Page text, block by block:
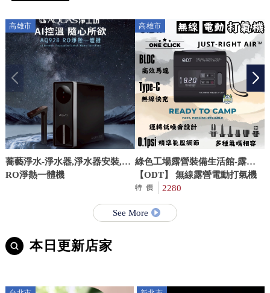
高雄市
蕎藝淨水-淨水器,淨水器安裝,高
雄淨水器,左營淨水器安裝
RO淨熱一體機
高雄市
綠色工場露營裝備生活館-露營
用品店,高雄露營用品店,仁武區
露營用品店
【ODT】 無線露營電動打氣機
特價 2280
See More
本日更新店家